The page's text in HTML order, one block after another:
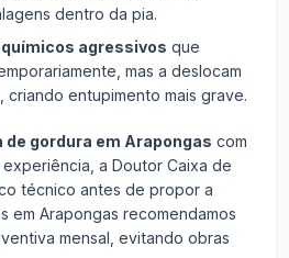
dentro da pia.
agressivos que
mas a deslocam
entupimento mais grave.
de gordura em Arapongas com
a Doutor Caixa de
técnico antes de propor a
em Arapongas recomendamos
mensal, evitando obras